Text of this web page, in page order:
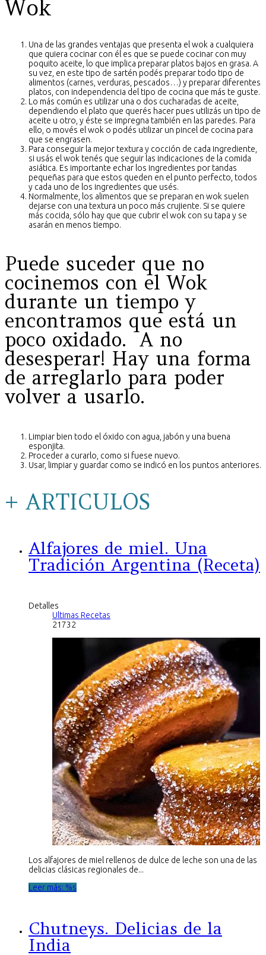
Wok
Una de las grandes ventajas que presenta el wok a cualquiera
que quiera cocinar con él es que se puede cocinar con muy
poquito aceite, lo que implica preparar platos bajos en grasa. A
su vez, en este tipo de sartén podés preparar todo tipo de
alimentos (carnes, verduras, pescados…) y preparar diferentes
platos, con independencia del tipo de cocina que más te guste.
Lo más común es utilizar una o dos cucharadas de aceite,
dependiendo el plato que querés hacer pues utilizás un tipo de
aceite u otro, y éste se impregna también en las paredes. Para
ello, o movés el wok o podés utilizar un pincel de cocina para
que se engrasen.
Para conseguir la mejor textura y cocción de cada ingrediente,
si usás el wok tenés que seguir las indicaciones de la comida
asiática. Es importante echar los ingredientes por tandas
pequeñas para que estos queden en el punto perfecto, todos
y cada uno de los ingredientes que usés.
Normalmente, los alimentos que se preparan en wok suelen
dejarse con una textura un poco más crujiente. Si se quiere
más cocida, sólo hay que que cubrir el wok con su tapa y se
asarán en menos tiempo.
Puede suceder que no
cocinemos con el Wok
durante un tiempo y
encontramos que está un
poco oxidado. A no
desesperar! Hay una forma
de arreglarlo para poder
volver a usarlo.
Limpiar bien todo el óxido con agua, jabón y una buena
esponjita.
Proceder a curarlo, como si fuese nuevo.
Usar, limpiar y guardar como se indicó en los puntos anteriores.
+ ARTICULOS
Alfajores de miel. Una
Tradición Argentina (Receta)
Detalles
Ultimas Recetas
21732
Los alfajores de miel rellenos de dulce de leche son una de las
delicias clásicas regionales de...
Leer más: %s
Chutneys. Delicias de la
India